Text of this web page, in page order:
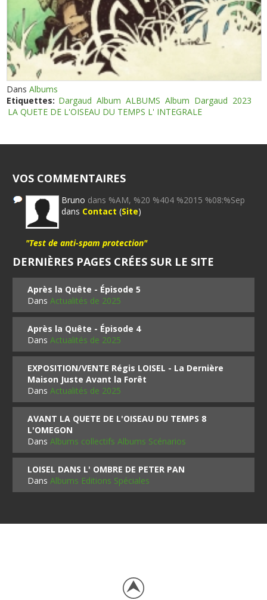
DansAlbums
Etiquettes: Dargaud Album ALBUMS Album Dargaud 2023
LA QUETE DE L'OISEAU DU TEMPS L' INTEGRALE
VOS COMMENTAIRES
Bruno dans %AM, %20 %404 %2015 %08:%Sep
dans Contact (Site)
"Test de anti-spam protection"
DERNIÈRES PAGES CRÉES SUR LE SITE
Après la Quête - Épisode 5
DansActualités de 2025
Après la Quête - Épisode 4
DansActualités de 2025
EXPOSITION/VENTE Régis LOISEL - La Dernière
Maison Juste Avant la Forêt
DansActualités de 2025
AVANT LA QUETE DE L'OISEAU DU TEMPS 8
L'OMEGON
DansAlbums collectifs Albums Scénarios
LOISEL DANS L' OMBRE DE PETER PAN
DansAlbums Editions Spéciales